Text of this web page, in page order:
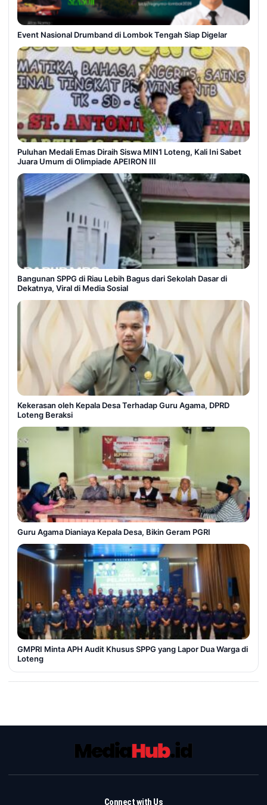
Event Nasional Drumband di Lombok Tengah Siap Digelar
Puluhan Medali Emas Diraih Siswa MIN1 Loteng, Kali Ini Sabet
Juara Umum di Olimpiade APEIRON III
Bangunan SPPG di Riau Lebih Bagus dari Sekolah Dasar di
Dekatnya, Viral di Media Sosial
Kekerasan oleh Kepala Desa Terhadap Guru Agama, DPRD
Loteng Beraksi
Guru Agama Dianiaya Kepala Desa, Bikin Geram PGRI
GMPRI Minta APH Audit Khusus SPPG yang Lapor Dua Warga di
Loteng
Connect with Us